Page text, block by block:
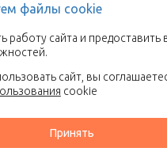
Петербург и ЛО
файлы cookie
работу сайта и предоставить
сайт, вы
cookie
Принять